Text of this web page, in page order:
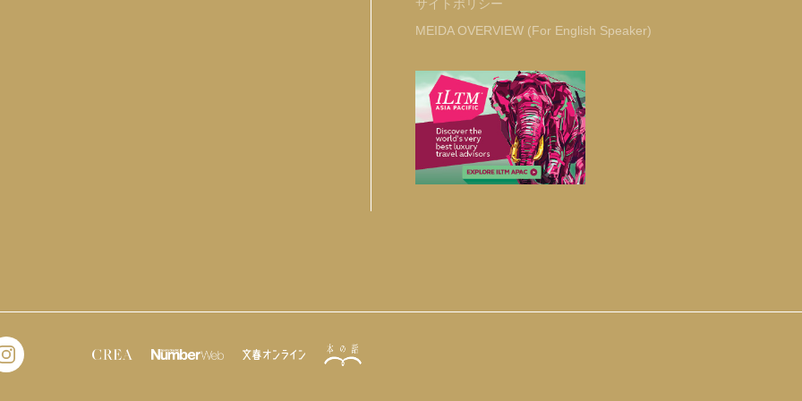
サイトポリシー
MEIDA OVERVIEW (For English Speaker)